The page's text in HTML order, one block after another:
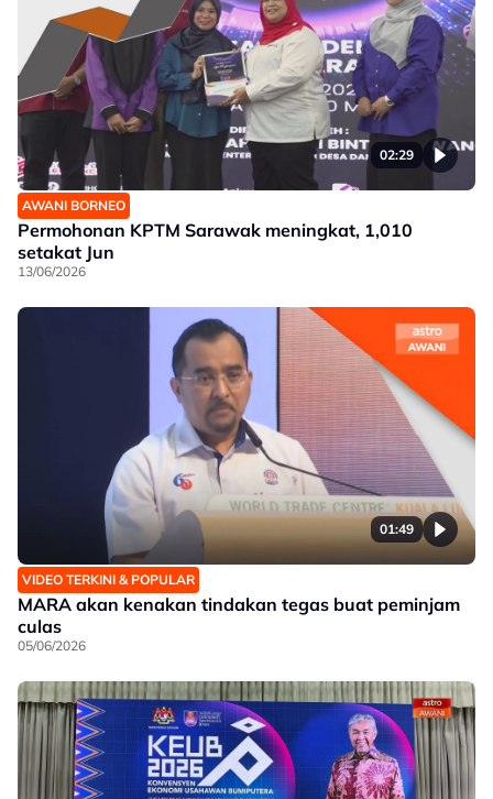
02:29
AWANI BORNEO
Permohonan KPTM Sarawak meningkat, 1,010
setakat Jun
13/06/2026
01:49
VIDEO TERKINI & POPULAR
MARA akan kenakan tindakan tegas buat peminjam
culas
05/06/2026